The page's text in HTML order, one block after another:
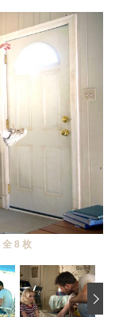
全 8 枚